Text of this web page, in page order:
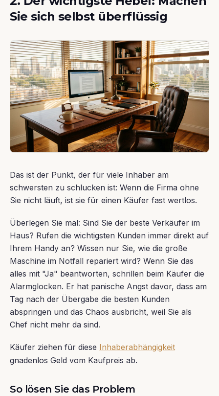
Sie sich selbst überflüssig
Das ist der Punkt, der für viele Inhaber am
schwersten zu schlucken ist: Wenn die Firma ohne
Sie nicht läuft, ist sie für einen Käufer fast wertlos.
Überlegen Sie mal: Sind Sie der beste Verkäufer im
Haus? Rufen die wichtigsten Kunden immer direkt auf
Ihrem Handy an? Wissen nur Sie, wie die große
Maschine im Notfall repariert wird? Wenn Sie das
alles mit "Ja" beantworten, schrillen beim Käufer die
Alarmglocken. Er hat panische Angst davor, dass am
Tag nach der Übergabe die besten Kunden
abspringen und das Chaos ausbricht, weil Sie als
Chef nicht mehr da sind.
Käufer ziehen für diese Inhaberabhängigkeit
gnadenlos Geld vom Kaufpreis ab.
So lösen Sie das Problem